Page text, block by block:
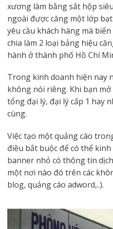
xương làm bằng sắt hộp
ngoài được căng một lớp
yêu cầu khách hàng mà
chia làm 2 loại bảng hiệu
hành ở thành phố Hồ Chí
Trong kinh doanh hiện nay
không nói riêng. Khi bạn mở
tổng đại lý, đại lý cấp 1 hay
cùng.
Việc tạo một quảng cáo
điều bắt buộc để có thể
banner nhỏ có thông tin
một nơi nào đó trên các
blog, quảng cáo adword,..).